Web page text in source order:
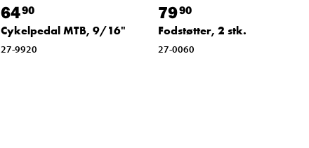
6490
Cykelpedal MTB, 9/16"
27-9920
7990
Fodstøtter, 2 stk.
27-0060